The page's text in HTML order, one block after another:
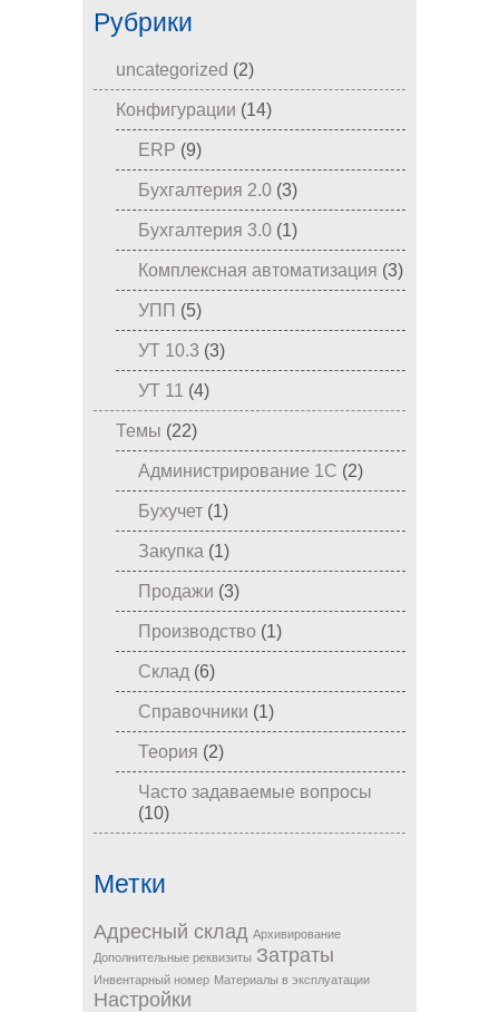
Рубрики
uncategorized (2)
Конфигурации (14)
ERP (9)
Бухгалтерия 2.0 (3)
Бухгалтерия 3.0 (1)
Комплексная автоматизация (3)
УПП (5)
УТ 10.3 (3)
УТ 11 (4)
Темы (22)
Администрирование 1С (2)
Бухучет (1)
Закупка (1)
Продажи (3)
Производство (1)
Склад (6)
Справочники (1)
Теория (2)
Часто задаваемые вопросы
(10)
Метки
Адресный склад Архивирование
Дополнительные реквизиты Затраты
Инвентарный номер Материалы в эксплуатации
Настройки